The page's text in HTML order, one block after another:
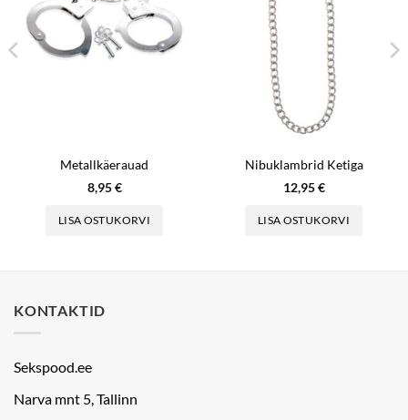
Metallkäerauad
8,95€
LISA OSTUKORVI
Nibuklambrid Ketiga
12,95€
LISA OSTUKORVI
KONTAKTID
Sekspood.ee
Narva mnt 5, Tallinn